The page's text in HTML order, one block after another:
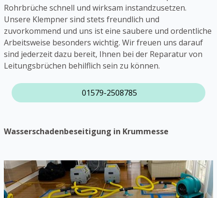
Rohrbrüche schnell und wirksam instandzusetzen.
Unsere Klempner sind stets freundlich und
zuvorkommend und uns ist eine saubere und ordentliche
Arbeitsweise besonders wichtig. Wir freuen uns darauf
sind jederzeit dazu bereit, Ihnen bei der Reparatur von
Leitungsbrüchen behilflich sein zu können.
01579-2508785
Wasserschadenbeseitigung in Krummesse